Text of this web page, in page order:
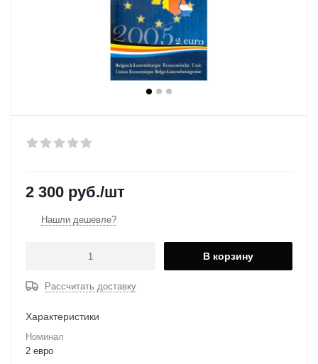
2 300 руб./шт
Нашли дешевле?
В корзину
Рассчитать доставку
Характеристики
Номинал
2 евро